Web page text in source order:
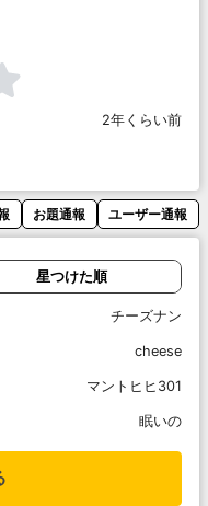
2年くらい前
お題通報 ユーザー通報
星つけた順
チーズナン
cheese
マントヒヒ301
眠いの